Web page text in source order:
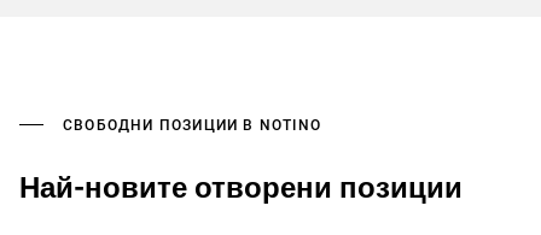
СВОБОДНИ ПОЗИЦИИ В NOTINO
Най-новите отворени позиции